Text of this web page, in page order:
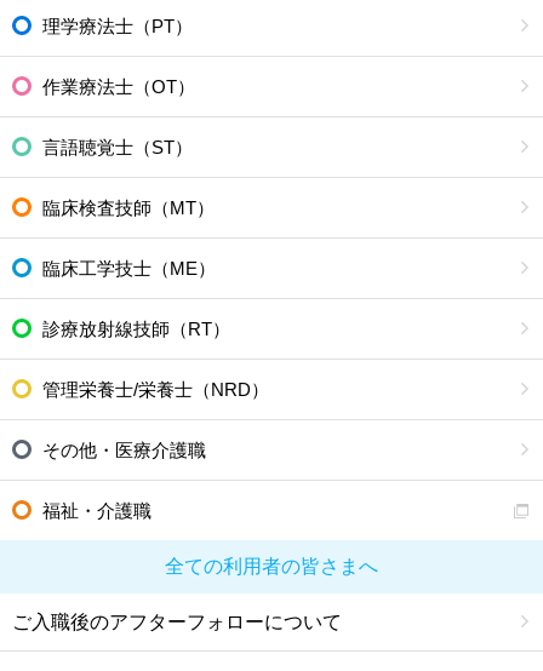
理学療法士（PT）
作業療法士（OT）
言語聴覚士（ST）
臨床検査技師（MT）
臨床工学技士（ME）
診療放射線技師（RT）
管理栄養士/栄養士（NRD）
その他・医療介護職
福祉・介護職
全ての利用者の皆さまへ
ご入職後のアフターフォローについて